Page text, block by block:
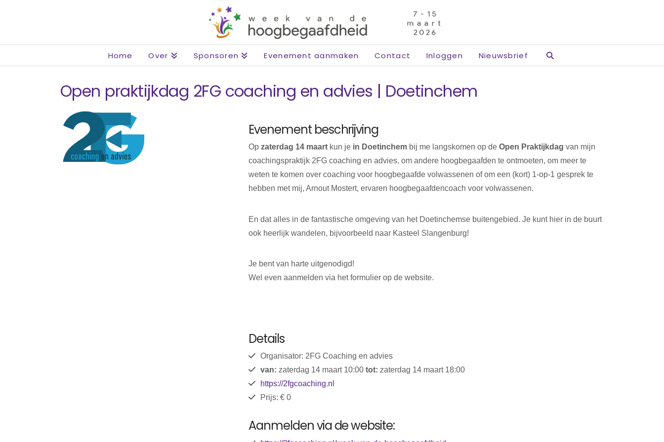
Home Over Sponsoren Evenement aanmaken Contact Inloggen Nieuwsbrief
Open praktijkdag 2FG coaching en advies | Doetinchem
Evenement beschrijving
Opzaterdag 14 maart kun je in Doetinchem bij me langskomen op deOpen Praktijkdag van mijn
coachingspraktijk 2FG coaching en advies, om andere hoogbegaafden te ontmoeten, om meer te
weten te komen over coaching voor hoogbegaafde volwassenen of om een (kort) 1-op-1 gesprek te
hebben met mij, Arnout Mostert, ervaren hoogbegaafdencoach voor volwassenen.
En dat alles in de fantastische omgeving van het Doetinchemse buitengebied. Je kunt hier in de buurt
ook heerlijk wandelen, bijvoorbeeld naar Kasteel Slangenburg!
Je bent van harte uitgenodigd!
Wel even aanmelden via het formulier op de website.
Details
Organisator: 2FG Coaching en advies
van: zaterdag 14 maart 10:00tot: zaterdag 14 maart 18:00
https://2fgcoaching.nl
Prijs: € 0
Aanmelden via de website: